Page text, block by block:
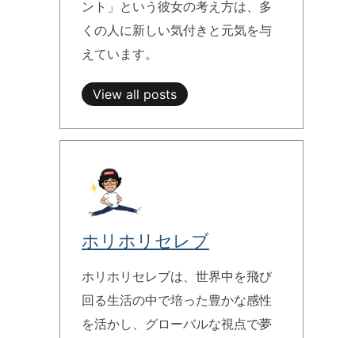
ント」という彼女の考え方は、多
くの人に新しい気付きと元気を与
えています。
View all posts
ホリホリセレブ
ホリホリセレブは、世界中を飛び
回る生活の中で培った豊かな感性
を活かし、グローバルな視点で夢